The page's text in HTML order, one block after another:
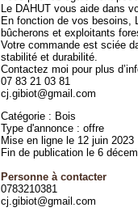
Le DAHUT vous aide dans
En fonction de vos besoins,
bûcherons et exploitants
Votre commande est sciée
stabilité et durabilité.
Contactez moi pour plus
07 83 21 03 81
cj.gibiot@gmail.com
Catégorie : Bois
Type d'annonce : offre
Mise en ligne le 12 juin 2023
Fin de publication le 6
Personne à contacter
0783210381
cj.gibiot@gmail.com